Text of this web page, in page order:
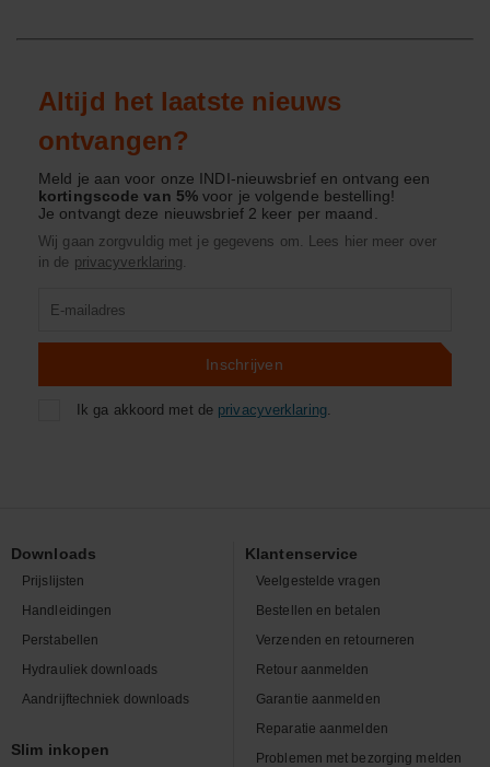
Altijd het laatste nieuws
ontvangen?
Meld je aan voor onze INDI-nieuwsbrief en ontvang een
kortingscode van 5%voor je volgende bestelling!
Je ontvangt deze nieuwsbrief 2 keer per maand.
Wij gaan zorgvuldig met je gegevens om. Lees hier meer over
in de privacyverklaring.
Inschrijven
Ik ga akkoord met de privacyverklaring.
Downloads
Prijslijsten
Handleidingen
Perstabellen
Hydrauliek downloads
Aandrijftechniek downloads
Slim inkopen
Klantenservice
Veelgestelde vragen
Bestellen en betalen
Verzenden en retourneren
Retour aanmelden
Garantie aanmelden
Reparatie aanmelden
Problemen met bezorging melden